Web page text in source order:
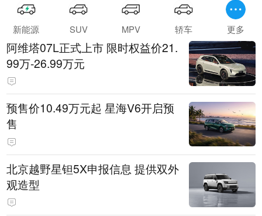
新能源 SUV MPV 轿车 更多
阿维塔07L正式上市 限时权益价21.
99万-26.99万元
预售价10.49万元起 星海V6开启预
售
北京越野星钽5X申报信息 提供双外
观造型